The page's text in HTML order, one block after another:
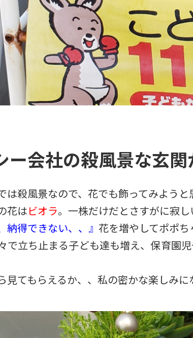
ー会社の殺風景な玄
は殺風景なので、花でも飾ってみよう
花はビオラ。一株だけだとさすがに寂
納得できない、、』 花を増やしてポポち
で立ち止まる子ども達も増え、保育園
見てもらえるか、、私の密かな楽しみに